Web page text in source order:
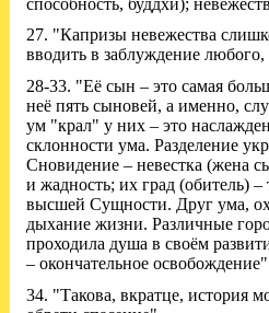
27. "Капризы невежества
вводить в заблуждение любого,
28-33. "Её сын – это самая
неё пять сыновей, а именно,
ум "крал" у них – это
склонности ума. Разделение
Сновидение – невестка (жена
и жадность; их град (обитель)
высшей Сущности. Друг ума,
дыхание жизни. Различные
проходила душа в своём
– окончательное
34. "Такова, вкратце, история